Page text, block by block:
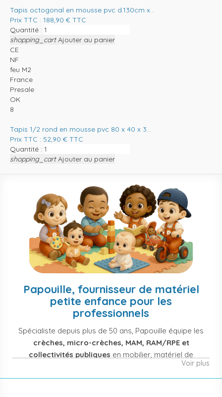
Tapis octogonal en mousse pvc d.130cm x...
Prix TTC : 188,90 € TTC
Quantité :
shopping_cart Ajouter au panier
CE
NF
feu M2
France
Presale
OK
8
Tapis 1/2 rond en mousse pvc 80 x 40 x 3...
Prix TTC : 52,90 € TTC
Quantité :
shopping_cart Ajouter au panier
Papouille, fournisseur de matériel
petite enfance pour les
professionnels
Spécialiste depuis plus de 50 ans, Papouille équipe les
crèches, micro-crèches, MAM, RAM/RPE et
collectivités publiques en mobilier, matériel de
puériculture, jouets et équipement pour structures
d'accueil de la petite enfance. Notre offre couvre
Voir plus